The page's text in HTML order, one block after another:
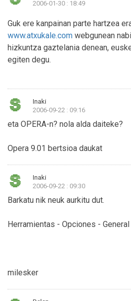
2006-01-30 : 18:49
Guk ere kanpainan parte hartzea
www.atxukale.com webgunean
hizkuntza gaztelania denean,
egiten degu.
Inaki
2006-09-22 : 09:16
eta OPERA-n? nola alda daiteke?
Opera 9.01 bertsioa daukat
Inaki
2006-09-22 : 09:30
Barkatu nik neuk aurkitu dut.
Herramientas - Opciones -
milesker